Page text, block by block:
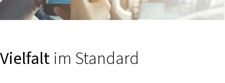
Vielfalt im Standard